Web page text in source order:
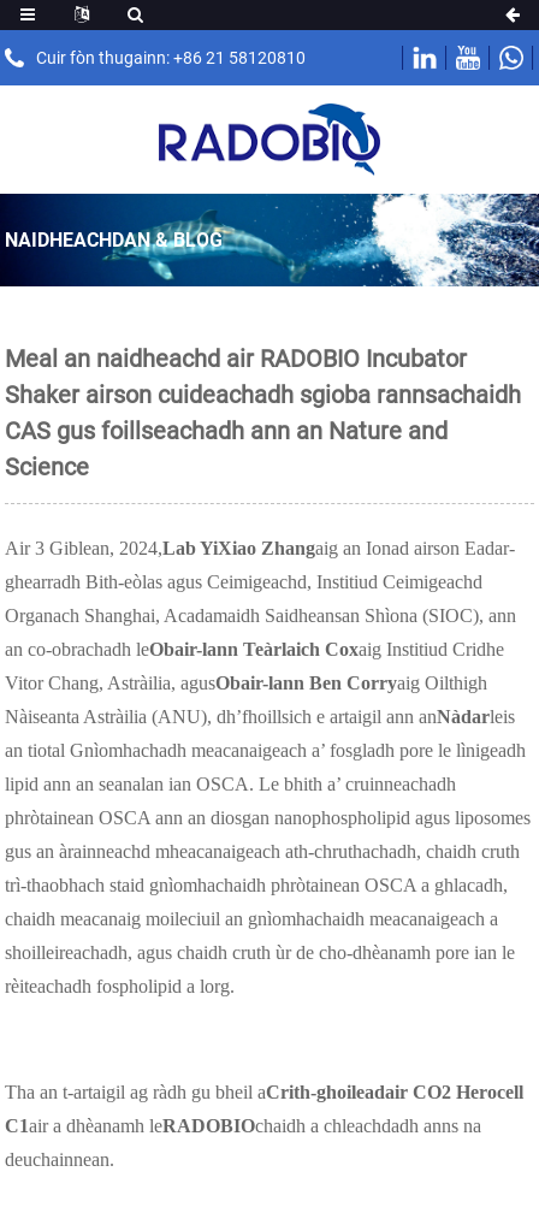
Cuir fòn thugainn: +86 21 58120810
NAIDHEACHDAN & BLOG
Meal an naidheachd air RADOBIO Incubator
Shaker airson cuideachadh sgioba rannsachaidh
CAS gus foillseachadh ann an Nature and
Science
Air 3 Giblean, 2024,Lab YiXiao Zhangaig an Ionad airson Eadar-
ghearradh Bith-eòlas agus Ceimigeachd, Institiud Ceimigeachd
Organach Shanghai, Acadamaidh Saidheansan Shìona (SIOC), ann
an co-obrachadh leObair-lann Teàrlaich Coxaig Institiud Cridhe
Vitor Chang, Astràilia, agusObair-lann Ben Corryaig Oilthigh
Nàiseanta Astràilia (ANU), dh’fhoillsich e artaigil ann anNàdarleis
an tiotal Gnìomhachadh meacanaigeach a’ fosgladh pore le lìnigeadh
lipid ann an seanalan ian OSCA. Le bhith a’ cruinneachadh
phròtainean OSCA ann an diosgan nanophospholipid agus liposomes
gus an àrainneachd mheacanaigeach ath-chruthachadh, chaidh cruth
trì-thaobhach staid gnìomhachaidh phròtainean OSCA a ghlacadh,
chaidh meacanaig moileciuil an gnìomhachaidh meacanaigeach a
shoilleireachadh, agus chaidh cruth ùr de cho-dhèanamh pore ian le
rèiteachadh fospholipid a lorg.
Tha an t-artaigil ag ràdh gu bheil aCrith-ghoileadair CO2 Herocell
C1air a dhèanamh leRADOBIOchaidh a chleachdadh anns na
deuchainnean.